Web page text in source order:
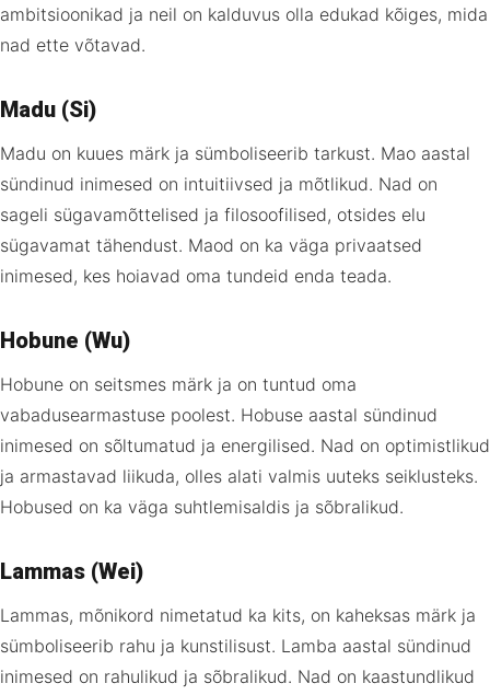
ambitsioonikad ja neil on kalduvus olla edukad kõiges, mida
nad ette võtavad.
Madu (Si)
Madu on kuues märk ja sümboliseerib tarkust. Mao aastal
sündinud inimesed on intuitiivsed ja mõtlikud. Nad on
sageli sügavamõttelised ja filosoofilised, otsides elu
sügavamat tähendust. Maod on ka väga privaatsed
inimesed, kes hoiavad oma tundeid enda teada.
Hobune (Wu)
Hobune on seitsmes märk ja on tuntud oma
vabadusearmastuse poolest. Hobuse aastal sündinud
inimesed on sõltumatud ja energilised. Nad on optimistlikud
ja armastavad liikuda, olles alati valmis uuteks seiklusteks.
Hobused on ka väga suhtlemisaldis ja sõbralikud.
Lammas (Wei)
Lammas, mõnikord nimetatud ka kits, on kaheksas märk ja
sümboliseerib rahu ja kunstilisust. Lamba aastal sündinud
inimesed on rahulikud ja sõbralikud. Nad on kaastundlikud